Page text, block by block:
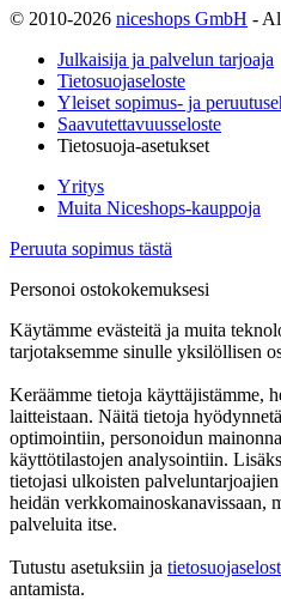
© 2010-2026 niceshops GmbH -
Julkaisija ja palvelun tarjoaja
Tietosuojaseloste
Yleiset sopimus- ja
Saavutettavuusseloste
Tietosuoja-asetukset
Yritys
Muita Niceshops-kauppoja
Peruuta sopimus tästä
Personoi ostokokemuksesi
Käytämme evästeitä ja muita
tarjotaksemme sinulle yksilöllisen
Keräämme tietoja käyttäjistämme,
laitteistaan. Näitä tietoja
optimointiin, personoidun
käyttötilastojen analysointiin.
tietojasi ulkoisten
heidän verkkomainoskanavissaan,
palveluita itse.
Tutustu asetuksiin ja
antamista.